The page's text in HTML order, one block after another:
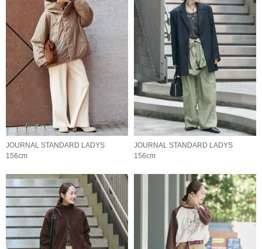
JOURNAL STANDARD LADYS
156cm
JOURNAL STANDARD LADYS
156cm